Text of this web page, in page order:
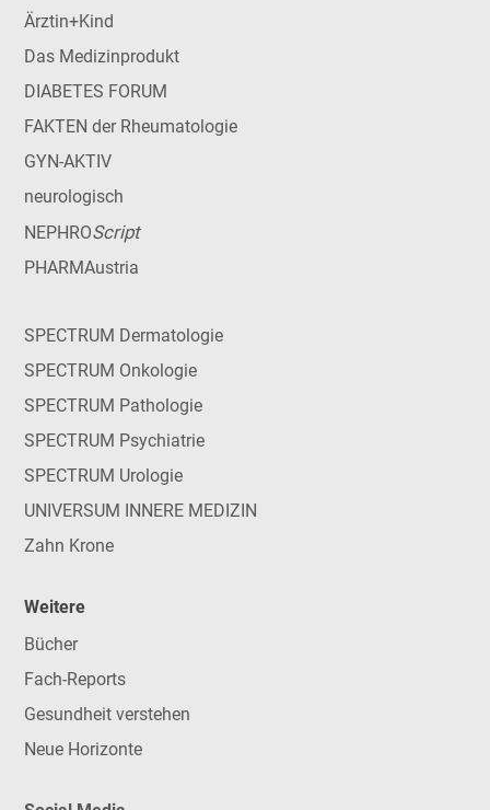
Ärztin+Kind
Das Medizinprodukt
DIABETES FORUM
FAKTEN der Rheumatologie
GYN-AKTIV
neurologisch
NEPHROScript
PHARMAustria
SPECTRUM Dermatologie
SPECTRUM Onkologie
SPECTRUM Pathologie
SPECTRUM Psychiatrie
SPECTRUM Urologie
UNIVERSUM INNERE MEDIZIN
Zahn Krone
Weitere
Bücher
Fach-Reports
Gesundheit verstehen
Neue Horizonte